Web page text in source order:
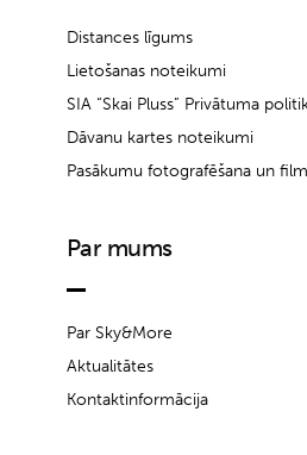
Distances līgums
Lietošanas noteikumi
SIA “Skai Pluss” Privātuma
Dāvanu kartes noteikumi
Pasākumu fotografēšana un
Par mums
Par Sky&More
Aktualitātes
Kontaktinformācija